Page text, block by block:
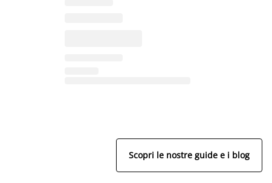
Scopri le nostre guide e i blog